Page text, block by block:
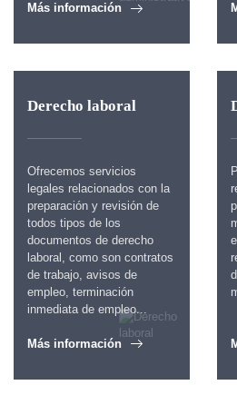
Más información
Derecho laboral
Ofrecemos servicios
legales relacionados con la
preparación y revisión de
todos tipos de los
documentos de derecho
laboral, como son contratos
de trabajo, avisos de
empleo, terminación
inmediata de empleo...
Más información